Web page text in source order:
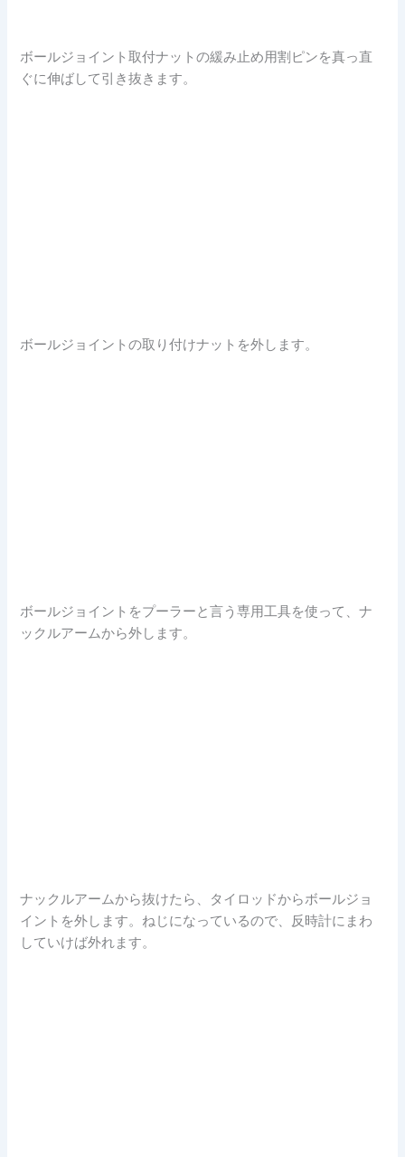
ボールジョイント取付ナットの緩み止め用割ピンを真っ直
ぐに伸ばして引き抜きます。
ボールジョイントの取り付けナットを外します。
ボールジョイントをプーラーと言う専用工具を使って、ナ
ックルアームから外します。
ナックルアームから抜けたら、タイロッドからボールジョ
イントを外します。ねじになっているので、反時計にまわ
していけば外れます。